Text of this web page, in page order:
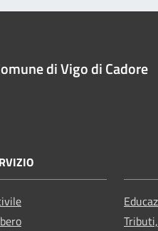
di Vigo di Cadore